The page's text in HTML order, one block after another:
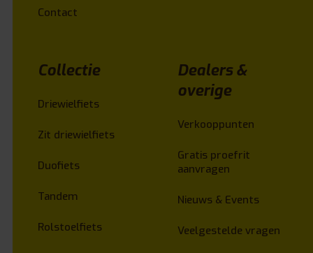
Contact
Collectie
Driewielfiets
Zit driewielfiets
Duofiets
Tandem
Rolstoelfiets
Dealers &
overige
Verkooppunten
Gratis proefrit
aanvragen
Nieuws & Events
Veelgestelde vragen